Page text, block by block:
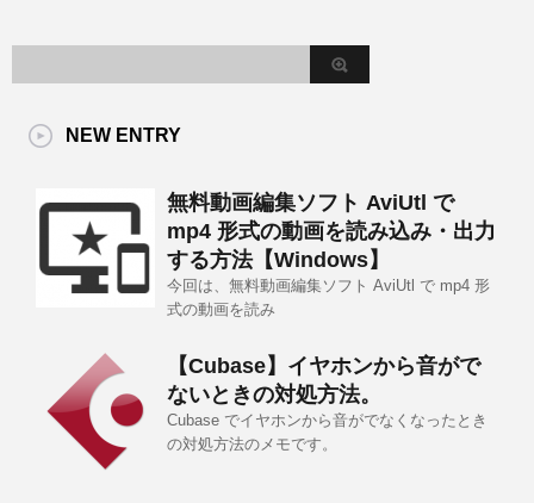
NEW ENTRY
無料動画編集ソフト AviUtl で
mp4 形式の動画を読み込み・出力
する方法【Windows】
今回は、無料動画編集ソフト AviUtl で mp4 形
式の動画を読み
【Cubase】イヤホンから音がで
ないときの対処方法。
Cubase でイヤホンから音がでなくなったとき
の対処方法のメモです。